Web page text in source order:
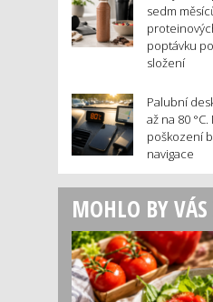
sedm
poptávku
složení
Palubní
až na 80
poškození
navigace
MOHLO BY